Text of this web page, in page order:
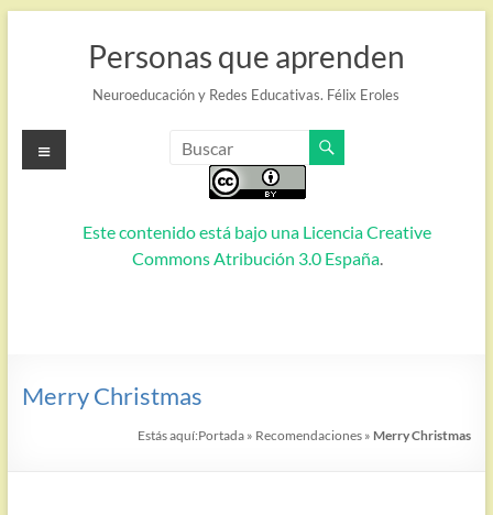
Personas que aprenden
Neuroeducación y Redes Educativas. Félix Eroles
Este contenido está bajo una Licencia Creative
Commons Atribución 3.0 España.
Menú
Merry Christmas
Estás aquí:Portada » Recomendaciones » Merry Christmas